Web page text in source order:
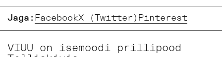
Jaga: FacebookX (Twitter) Pinterest
VIUU on isemoodi prillipood